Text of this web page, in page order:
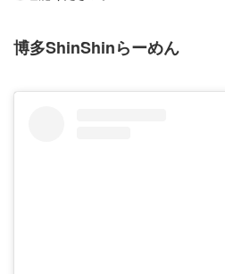
博多ShinShinらーめん